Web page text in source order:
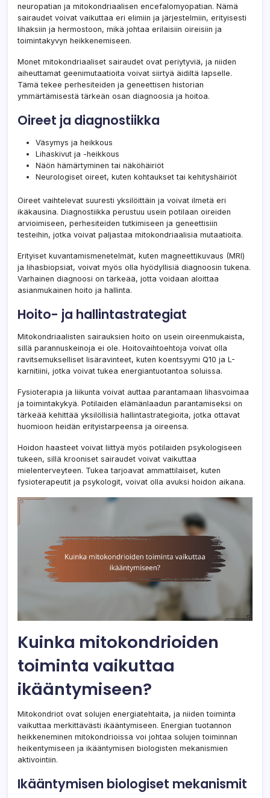
neuropatian ja mitokondriaalisen encefalomyopatian. Nämä
sairaudet voivat vaikuttaa eri elimiin ja järjestelmiin, erityisesti
lihaksiin ja hermostoon, mikä johtaa erilaisiin oireisiin ja
toimintakyvyn heikkenemiseen.
Monet mitokondriaaliset sairaudet ovat periytyviä, ja niiden
aiheuttamat geenimutaatioita voivat siirtyä äidiltä lapselle.
Tämä tekee perhesiteiden ja geneettisen historian
ymmärtämisestä tärkeän osan diagnoosia ja hoitoa.
Oireet ja diagnostiikka
Väsymys ja heikkous
Lihaskivut ja -heikkous
Näön hämärtyminen tai näköhäiriöt
Neurologiset oireet, kuten kohtaukset tai kehityshäiriöt
Oireet vaihtelevat suuresti yksilöittäin ja voivat ilmetä eri
ikäkausina. Diagnostiikka perustuu usein potilaan oireiden
arvioimiseen, perhesiteiden tutkimiseen ja geneettisiin
testeihin, jotka voivat paljastaa mitokondriaalisia mutaatioita.
Erityiset kuvantamismenetelmät, kuten magneettikuvaus (MRI)
ja lihasbiopsiat, voivat myös olla hyödyllisiä diagnoosin tukena.
Varhainen diagnoosi on tärkeää, jotta voidaan aloittaa
asianmukainen hoito ja hallinta.
Hoito- ja hallintastrategiat
Mitokondriaalisten sairauksien hoito on usein oireenmukaista,
sillä parannuskeinoja ei ole. Hoitovaihtoehtoja voivat olla
ravitsemukselliset lisäravinteet, kuten koentsyymi Q10 ja L-
karnitiini, jotka voivat tukea energiantuotantoa soluissa.
Fysioterapia ja liikunta voivat auttaa parantamaan lihasvoimaa
ja toimintakykyä. Potilaiden elämänlaadun parantamiseksi on
tärkeää kehittää yksilöllisiä hallintastrategioita, jotka ottavat
huomioon heidän erityistarpeensa ja oireensa.
Hoidon haasteet voivat liittyä myös potilaiden psykologiseen
tukeen, sillä krooniset sairaudet voivat vaikuttaa
mielenterveyteen. Tukea tarjoavat ammattilaiset, kuten
fysioterapeutit ja psykologit, voivat olla avuksi hoidon aikana.
Kuinka mitokondrioiden
toiminta vaikuttaa
ikääntymiseen?
Mitokondriot ovat solujen energiatehtaita, ja niiden toiminta
vaikuttaa merkittävästi ikääntymiseen. Energian tuotannon
heikkeneminen mitokondrioissa voi johtaa solujen toiminnan
heikentymiseen ja ikääntymisen biologisten mekanismien
aktivointiin.
Ikääntymisen biologiset mekanismit